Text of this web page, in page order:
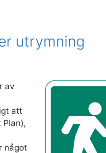
utrymning
av
att
Plan),
något